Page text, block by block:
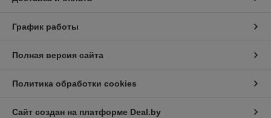
График работы
Полная версия сайта
Политика обработки cookies
Сайт создан на платформе Deal.by